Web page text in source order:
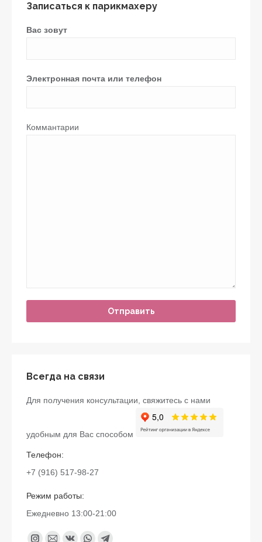
Записаться к парикмахеру
Вас зовут
Электронная почта или телефон
Коммантарии
Всегда на связи
Для получения консультации, свяжитесь с нами
удобным для Вас способом
Телефон:
+7 (916) 517-98-27
Режим работы:
Ежедневно 13:00-21:00
Найдите нас: